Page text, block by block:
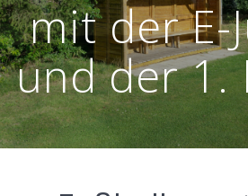
mit der E-
und der 1.